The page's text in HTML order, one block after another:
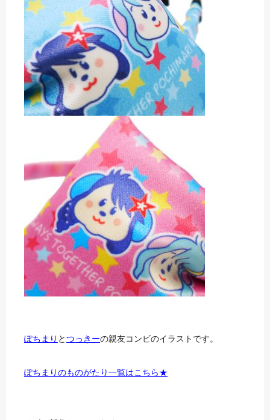
ぽちまり とつっきーの親友コンビのイラストです。
ぽちまりのものがたり一覧はこちら★